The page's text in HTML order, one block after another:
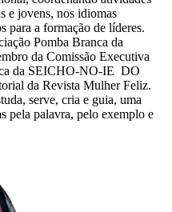
e jovens, nos idiomas
para a formação de líderes.
Pomba Branca da
da Comissão Executiva
da SEICHO-NO-IE DO
da Revista Mulher Feliz.
serve, cria e guia, uma
pela palavra, pelo exemplo e